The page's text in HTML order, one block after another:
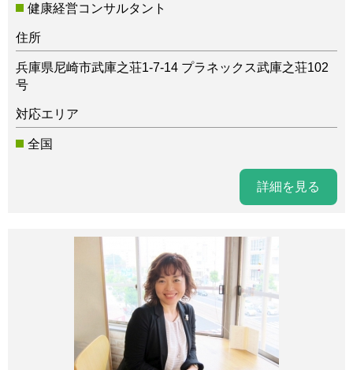
健康経営コンサルタント
住所
兵庫県尼崎市武庫之荘1-7-14 プラネックス武庫之荘102
号
対応エリア
全国
詳細を見る